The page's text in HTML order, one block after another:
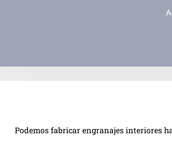
Podemos fabricar engranajes interiores